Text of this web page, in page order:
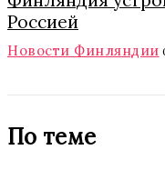
Россией
Новости Финляндии
По теме